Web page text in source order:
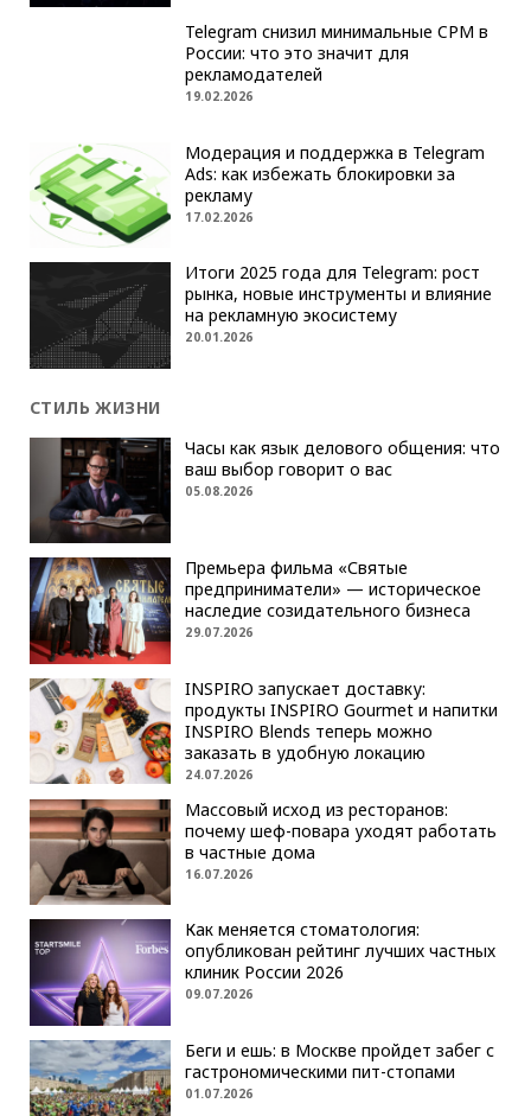
Telegram снизил минимальные CPM в
России: что это значит для
рекламодателей
19.02.2026
Модерация и поддержка в Telegram
Ads: как избежать блокировки за
рекламу
17.02.2026
Итоги 2025 года для Telegram: рост
рынка, новые инструменты и влияние
на рекламную экосистему
20.01.2026
СТИЛЬ ЖИЗНИ
Часы как язык делового общения: что
ваш выбор говорит о вас
05.08.2026
Премьера фильма «Святые
предприниматели» — историческое
наследие созидательного бизнеса
29.07.2026
INSPIRO запускает доставку:
продукты INSPIRO Gourmet и напитки
INSPIRO Blends теперь можно
заказать в удобную локацию
24.07.2026
Массовый исход из ресторанов:
почему шеф-повара уходят работать
в частные дома
16.07.2026
Как меняется стоматология:
опубликован рейтинг лучших частных
клиник России 2026
09.07.2026
Беги и ешь: в Москве пройдет забег с
гастрономическими пит-стопами
01.07.2026